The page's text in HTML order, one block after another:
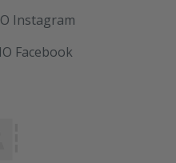
Instagram
Facebook